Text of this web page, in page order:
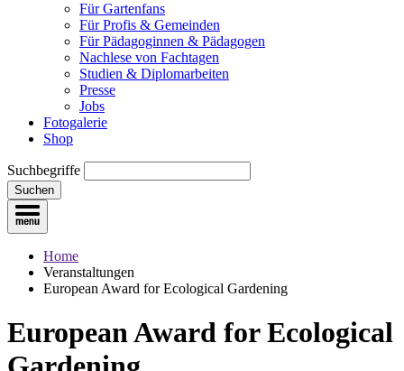
Für Gartenfans
Für Profis & Gemeinden
Für Pädagoginnen & Pädagogen
Nachlese von Fachtagen
Studien & Diplomarbeiten
Presse
Jobs
Fotogalerie
Shop
Suchbegriffe
Suchen
Home
Veranstaltungen
European Award for Ecological Gardening
European Award for Ecological